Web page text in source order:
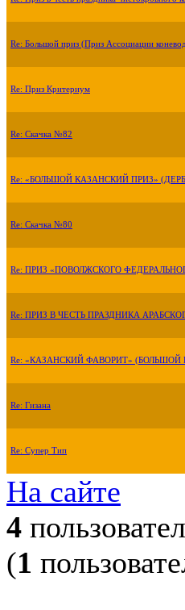
Re: Большой приз (Приз Ассоциации
Re: Приз Критериум
Re: Скачка №82
Re: «БОЛЬШОЙ КАЗАНСКИЙ ПРИЗ»
Re: Скачка №80
Re: ПРИЗ «ПОВОЛЖСКОГО
Re: ПРИЗ В ЧЕСТЬ ПРАЗДНИКА
Re: «КАЗАНСКИЙ ФАВОРИТ» (БОЛЬШОЙ
Re: Гизана
Re: Супер Тип
На сайте
4
(1